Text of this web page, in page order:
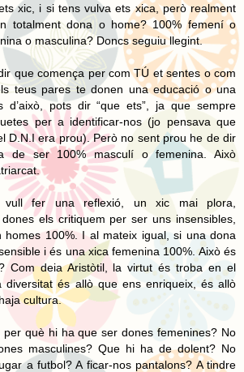
xic, i si tens vulva ets xica, però realment
totalment dona o home? 100% femení o
o masculina? Doncs seguiu llegint.
que comença per com TÚ et sentes o com
teus pares te donen una educació o una
d’això, pots dir “que ets”, ja que sempre
per a identificar-nos (jo pensava que
D.N.I era prou). Però no sent prou he de dir
de ser 100% masculí o femenina. Això
vull fer una reflexió, un xic mai plora,
els critiquem per ser uns insensibles,
homes 100%. I al mateix igual, si una dona
i és una xica femenina 100%. Això és
Com deia Aristòtil, la virtut és troba en el
diversitat és allò que ens enriqueix, és allò
cultura.
per què hi ha que ser dones femenines? No
masculines? Que hi ha de dolent? No
a futbol? A ficar-nos pantalons? A tindre